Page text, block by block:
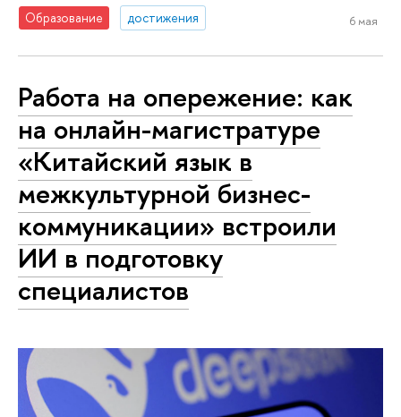
Образование достижения 6 мая
Работа на опережение: как
на онлайн-магистратуре
«Китайский язык в
межкультурной бизнес-
коммуникации» встроили
ИИ в подготовку
специалистов